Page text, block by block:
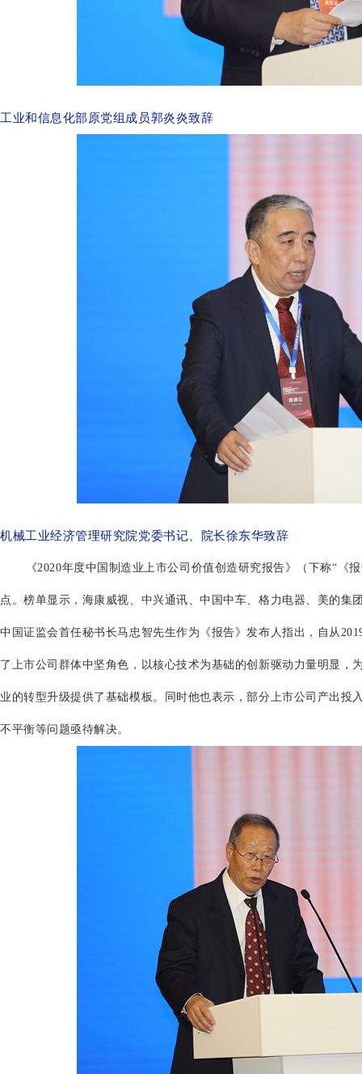
工业和信息化部原党组成员郭炎炎致辞
机械工业经济管理研究院党委书记、院长徐东华致辞
《2020年度中国制造业上市公司价值创造研究报告》（下称“《报
点。榜单显示，海康威视、中兴通讯、中国中车、格力电器、美的集
中国证监会首任秘书长马忠智先生作为《报告》发布人指出，自从
了上市公司群体中坚角色，以核心技术为基础的创新驱动力量明显
业的转型升级提供了基础模板。同时他也表示，部分上市公司产出
不平衡等问题亟待解决。